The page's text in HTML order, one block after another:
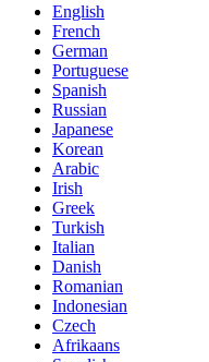
English
French
German
Portuguese
Spanish
Russian
Japanese
Korean
Arabic
Irish
Greek
Turkish
Italian
Danish
Romanian
Indonesian
Czech
Afrikaans